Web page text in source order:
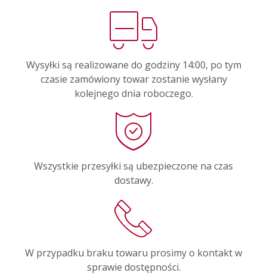
Wysyłki są realizowane do godziny 14:00, po tym
czasie zamówiony towar zostanie wysłany
kolejnego dnia roboczego.
Wszystkie przesyłki są ubezpieczone na czas
dostawy.
W przypadku braku towaru prosimy o kontakt w
sprawie dostępności.